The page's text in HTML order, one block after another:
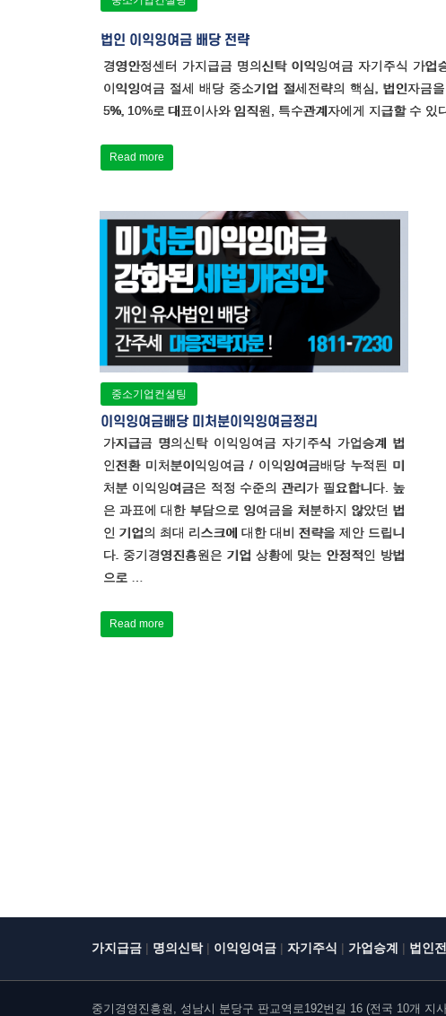
법인 이익잉여금 배당 전략
경영안정센터 가지급금 명의신탁 이익잉여금 자기주식 가
이익잉여금 절세 배당 중소기업 절세전략의 핵심, 법인자금
5%, 10%로 대표이사와 임직원, 특수관계자에게 지급할 수
Read more
중소기업컨설팅
이익잉여금배당 미처분이익잉여금정리
가지급금 명의신탁 이익잉여금 자기주식 가업승계 법
인전환 미처분이익잉여금 / 이익잉여금배당 누적된 미
처분 이익잉여금은 적정 수준의 관리가 필요합니다. 높
은 과표에 대한 부담으로 잉여금을 처분하지 않았던 법
인 기업의 최대 리스크에 대한 대비 전략을 제안 드립니
다. 중기경영진흥원은 기업 상황에 맞는 안정적인 방법
으로 …
Read more
가지급금 | 명의신탁| 이익잉여금 | 자기주식 | 가업승계 | 법인
중기경영진흥원, 성남시 분당구 판교역로192번길 16 (전국 10개 지